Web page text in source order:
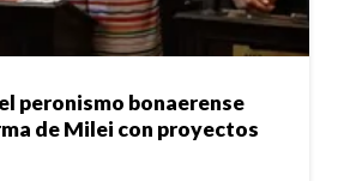
peronismo bonaerense
de Milei con proyectos